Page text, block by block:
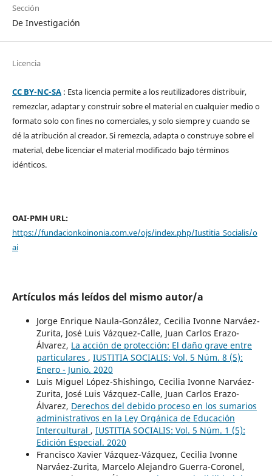
Sección
De Investigación
Licencia
CC BY-NC-SA: Esta licencia permite a los reutilizadores distribuir,
remezclar, adaptar y construir sobre el material en cualquier medio o
formato solo con fines no comerciales, y solo siempre y cuando se
dé la atribución al creador. Si remezcla, adapta o construye sobre el
material, debe licenciar el material modificado bajo términos
idénticos.
OAI-PMH URL:
https://fundacionkoinonia.com.ve/ojs/index.php/Iustitia_Socialis/o
ai
Artículos más leídos del mismo autor/a
Jorge Enrique Naula-González, Cecilia Ivonne Narváez-
Zurita, José Luis Vázquez-Calle, Juan Carlos Erazo-
Álvarez, La acción de protección: El daño grave entre
particulares , IUSTITIA SOCIALIS: Vol. 5 Núm. 8 (5):
Enero - Junio. 2020
Luis Miguel López-Shishingo, Cecilia Ivonne Narváez-
Zurita, José Luis Vázquez-Calle, Juan Carlos Erazo-
Álvarez, Derechos del debido proceso en los sumarios
administrativos en la Ley Orgánica de Educación
Intercultural , IUSTITIA SOCIALIS: Vol. 5 Núm. 1 (5):
Edición Especial. 2020
Francisco Xavier Vázquez-Vázquez, Cecilia Ivonne
Narváez-Zurita, Marcelo Alejandro Guerra-Coronel,